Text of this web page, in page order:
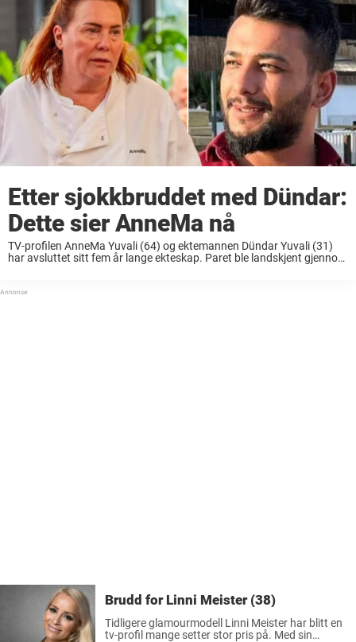
Etter sjokkbruddet med Dündar:
Dette sier AnneMa nå
TV-profilen AnneMa Yuvali (64) og ektemannen Dündar Yuvali (31)
har avsluttet sitt fem år lange ekteskap. Paret ble landskjent gjennom
tyrkiske Dündar. ...
Brudd for Linni Meister (38)
Tidligere glamourmodell Linni Meister har blitt en
tv-profil mange setter stor pris på. Med sin